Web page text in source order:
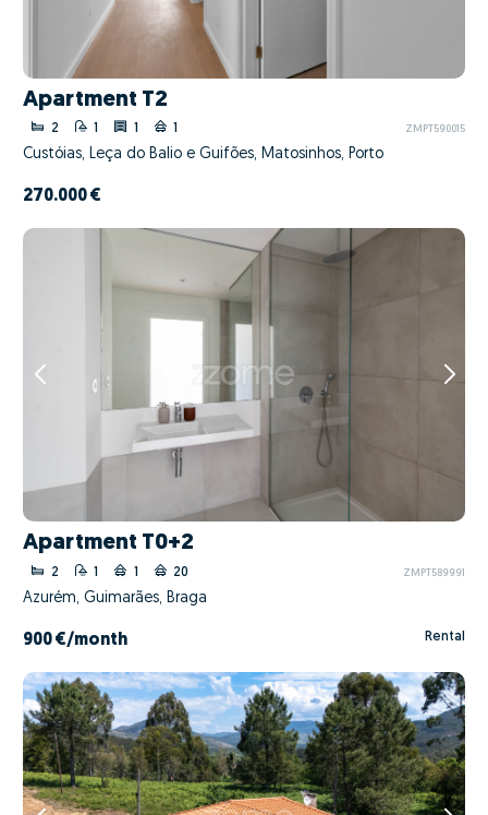
Apartment T2
2 1 1 1 ZMPT590015
Custóias, Leça do Balio e Guifões, Matosinhos, Porto
270.000 €
Apartment T0+2
2 1 1 20 ZMPT589991
Azurém, Guimarães, Braga
900 €/month Rental